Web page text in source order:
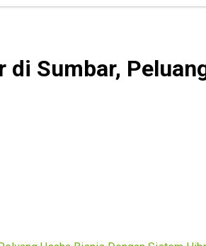
di Sumbar,